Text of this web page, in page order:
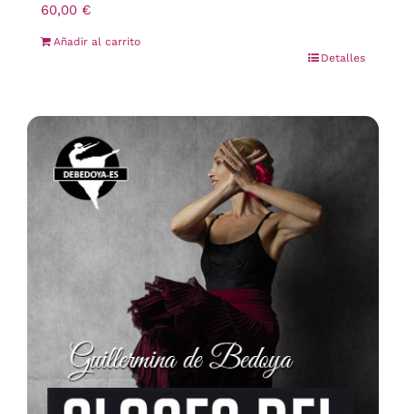
60,00 €
Añadir al carrito
Detalles